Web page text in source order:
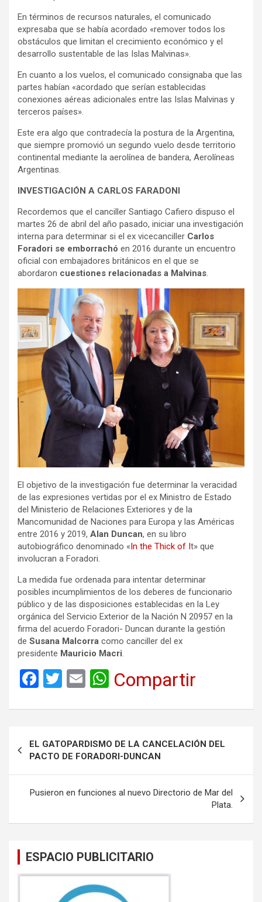
En términos de recursos naturales, el comunicado
expresaba que se había acordado «remover todos los
obstáculos que limitan el crecimiento económico y el
desarrollo sustentable de las Islas Malvinas».
En cuanto a los vuelos, el comunicado consignaba que las
partes habían «acordado que serían establecidas
conexiones aéreas adicionales entre las Islas Malvinas y
terceros países».
Este era algo que contradecía la postura de la Argentina,
que siempre promovió un segundo vuelo desde territorio
continental mediante la aerolínea de bandera, Aerolíneas
Argentinas.
INVESTIGACIÓN A CARLOS FARADONI
Recordemos que el canciller Santiago Cafiero dispuso el
martes 26 de abril del año pasado, iniciar una investigación
interna para determinar si el ex vicecanciller Carlos
Foradori se emborrachó en 2016 durante un encuentro
oficial con embajadores británicos en el que se
abordaron cuestiones relacionadas a Malvinas.
El objetivo de la investigación fue determinar la veracidad
de las expresiones vertidas por el ex Ministro de Estado
del Ministerio de Relaciones Exteriores y de la
Mancomunidad de Naciones para Europa y las Américas
entre 2016 y 2019, Alan Duncan, en su libro
autobiográfico denominado «In the Thick of It» que
involucran a Foradori.
La medida fue ordenada para intentar determinar
posibles incumplimientos de los deberes de funcionario
público y de las disposiciones establecidas en la Ley
orgánica del Servicio Exterior de la Nación N 20957 en la
firma del acuerdo Foradori- Duncan durante la gestión
de Susana Malcorra como canciller del ex
presidente Mauricio Macri.
F
ce
b
o
o
k
T
tt
er
E
ail
W
at
s
A
p
p
Compartir
de
entradas
EL GATOPARDISMO DE LA CANCELACIÓN DEL
PACTO DE FORADORI-DUNCAN
Pusieron en funciones al nuevo Directorio de Mar del
Plata.
ESPACIO PUBLICITARIO